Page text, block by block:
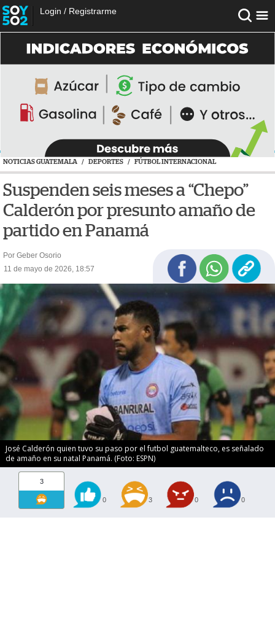
Login / Registrarme
NOTICIAS GUATEMALA / DEPORTES / FÚTBOL INTERNACIONAL
Suspenden seis meses a “Chepo”
Calderón por presunto amaño de
partido en Panamá
Por Geber Osorio
11 de mayo de 2026, 18:57
José Calderón quien tuvo su paso por el futbol guatemalteco, es señalado
de amaño en su natal Panamá. (Foto: ESPN)
3
0 3 0 0